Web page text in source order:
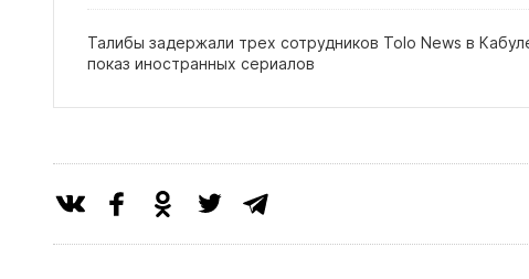
Талибы задержали трех сотрудников Tolo News в
показ иностранных сериалов